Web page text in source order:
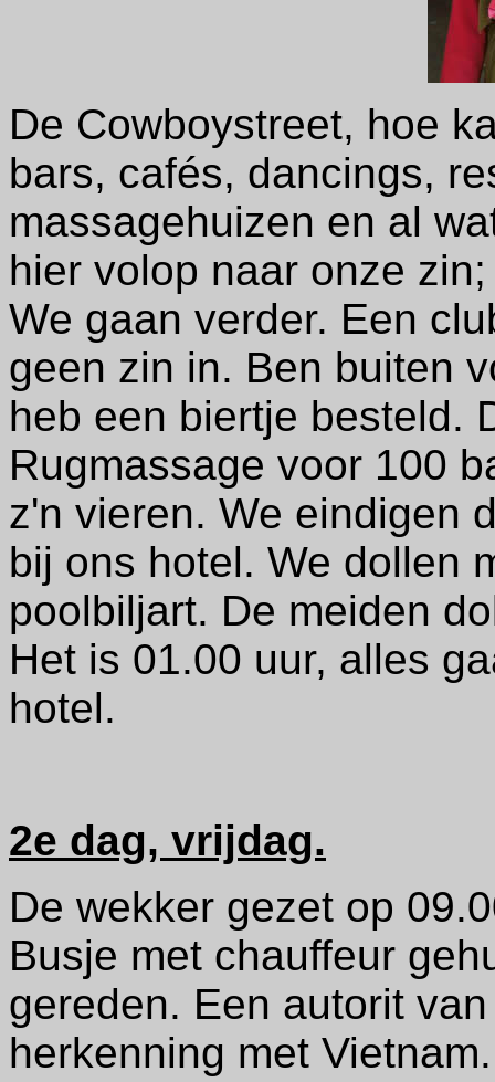
De Cowboystreet, hoe
bars, cafés, dancings,
massagehuizen en al
hier volop naar onze
We gaan verder. Een
geen zin in. Ben buiten
heb een biertje besteld.
Rugmassage voor 100
z'n vieren. We eindigen
bij ons hotel. We dollen
poolbiljart. De meiden
Het is 01.00 uur, alles
hotel.
2e dag, vrijdag.
De wekker gezet op
Busje met chauffeur
gereden. Een autorit
herkenning met